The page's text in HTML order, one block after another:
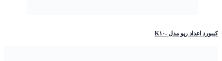
کیبورد اعداد رپو مدل -K۱۰